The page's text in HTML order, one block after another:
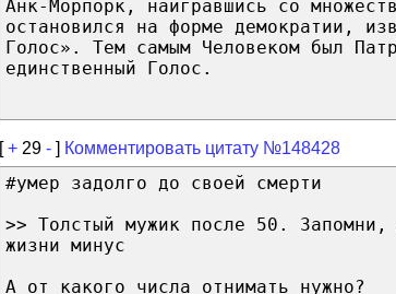
Анк-Морпорк, наигравшись со
остановился на форме демократии,
Голос». Тем самым Человеком был
единственный Голос.
[+ 29 - ] Комментировать цитату №148428
#умер задолго до своей смерти
>> Толстый мужик после 50.
жизни минус
А от какого числа отнимать нужно?